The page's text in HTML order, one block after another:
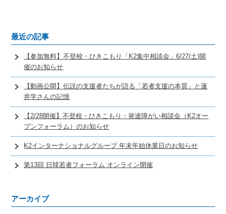
最近の記事
【参加無料】不登校・ひきこもり「K2集中相談会」6/27(土)開
催のお知らせ
【動画公開】伝説の支援者たちが語る「若者支援の本質」と蓮
井学さんの記憶
【2/28開催】不登校・ひきこもり・発達障がい相談会（K2オー
プンフォーラム）のお知らせ
K2インターナショナルグループ 年末年始休業日のお知らせ
第13回 日韓若者フォーラム オンライン開催
アーカイブ